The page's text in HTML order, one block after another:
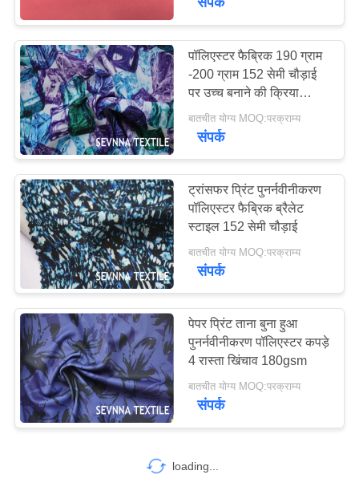
पॉलिएस्टर फैब्रिक 190 ग्राम
-200 ग्राम 152 सेमी चौड़ाई
पर उच्च बनाने की क्रिया
डिजिटल प्रिंटिंग
बातचीत योग्य MOQ:परक्राम्य
संपर्क
ट्रांसफर प्रिंट पुनर्नवीनीकरण
पॉलिएस्टर फैब्रिक ब्रैलेट
स्टाइल 152 सेमी चौड़ाई
बातचीत योग्य MOQ:परक्राम्य
संपर्क
पेपर प्रिंट ताना बुना हुआ
पुनर्नवीनीकरण पॉलिएस्टर कपड़े
4 रास्ता खिंचाव 180gsm
बातचीत योग्य MOQ:परक्राम्य
संपर्क
loading...